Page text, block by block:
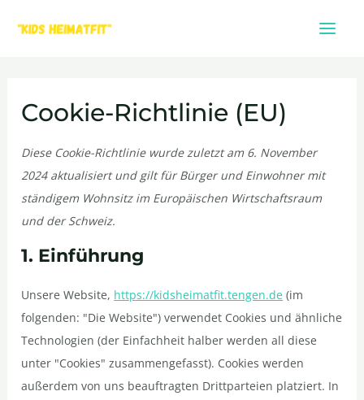
Inhalt
Cookie-Richtlinie (EU)
Diese Cookie-Richtlinie wurde zuletzt am 6. November
2024 aktualisiert und gilt für Bürger und Einwohner mit
ständigem Wohnsitz im Europäischen Wirtschaftsraum
und der Schweiz.
1. Einführung
Unsere Website, https://kidsheimatfit.tengen.de (im
folgenden: "Die Website") verwendet Cookies und ähnliche
Technologien (der Einfachheit halber werden all diese
unter "Cookies" zusammengefasst). Cookies werden
außerdem von uns beauftragten Drittparteien platziert. In